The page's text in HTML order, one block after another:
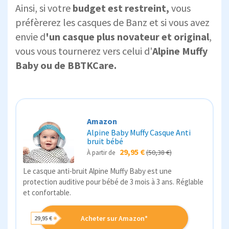
Ainsi, si votre budget est restreint, vous
préfèrerez les casques de Banz et si vous avez
envie d'un casque plus novateur et original,
vous vous tournerez vers celui d'Alpine Muffy
Baby ou de BBTKCare.
Amazon
Alpine Baby Muffy Casque Anti
bruit bébé
À partir de 29,95 €(50,38 €)
Le casque anti-bruit Alpine Muffy Baby est une
protection auditive pour bébé de 3 mois à 3 ans. Réglable
et confortable.
Acheter sur Amazon*
29,95 €